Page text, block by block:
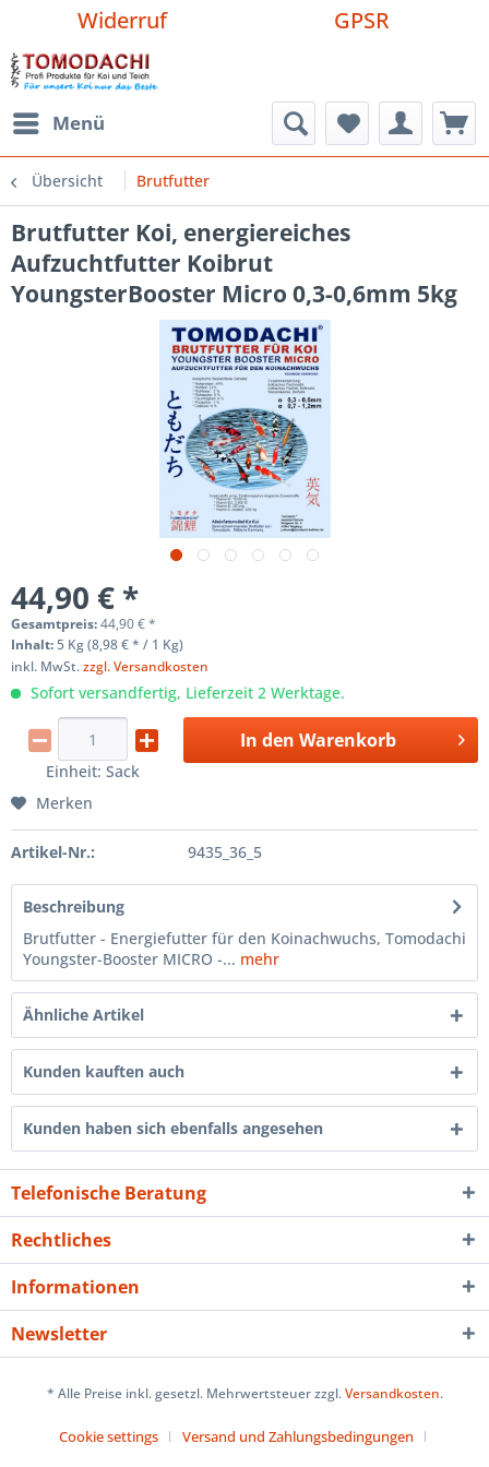
Widerruf GPSR
Menü
Übersicht Brutfutter
Brutfutter Koi, energiereiches
Aufzuchtfutter Koibrut
YoungsterBooster Micro 0,3-0,6mm 5kg
44,90 € *
Gesamtpreis:44,90€*
Inhalt:5 Kg (8,98 € * / 1 Kg)
inkl. MwSt.zzgl. Versandkosten
Sofort versandfertig, Lieferzeit 2 Werktage.
Einheit: Sack
In den Warenkorb
Merken
Artikel-Nr.: 9435_36_5
Beschreibung
Brutfutter - Energiefutter für den Koinachwuchs, Tomodachi
Youngster-Booster MICRO -... mehr
Ähnliche Artikel
Kunden kauften auch
Kunden haben sich ebenfalls angesehen
Telefonische Beratung
Rechtliches
Informationen
Newsletter
* Alle Preise inkl. gesetzl. Mehrwertsteuer zzgl.Versandkosten.
Cookie settings
Versand und Zahlungsbedingungen